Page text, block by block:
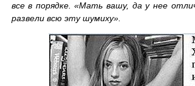
все в порядке. «Мать вашу, да у нее
развели всю эту шумиху».